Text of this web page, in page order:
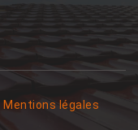
Mentions légales